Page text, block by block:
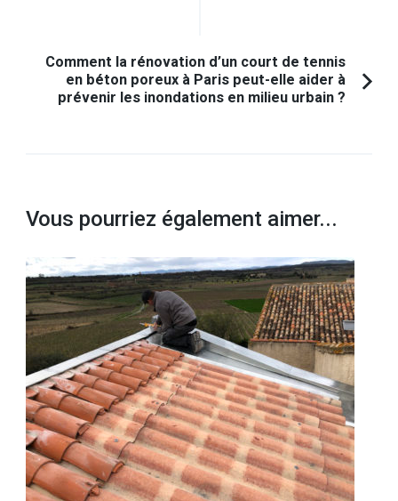
Comment la rénovation d’un court de tennis
en béton poreux à Paris peut-elle aider à
prévenir les inondations en milieu urbain ?
Vous pourriez également aimer...